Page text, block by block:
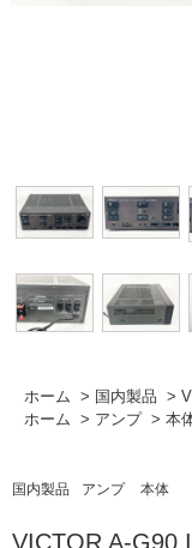
ホーム > 国内製品 >
ホーム > アンプ > 本
国内製品 アンプ 本体
VICTOR A-G90